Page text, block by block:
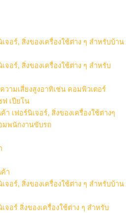
จอร์, สิ่งของเครื่องใช้ต่าง ๆ สำหรับบ้าน
จอร์, สิ่งของเครื่องใช้ต่าง ๆ สำหรับ
ามเสี่ยงสูงอาทิเช่น คอมพิวเตอร์
ฟ เปียโน
า เฟอร์นิเจอร์, สิ่งของเครื่องใช้ต่างๆ
มพนักงานขับรถ
า
จอร์, สิ่งของเครื่องใช้ต่าง ๆ สำหรับบ้าน
จอร์ สิ่งของเครื่องใช้ต่าง ๆ สำหรับ